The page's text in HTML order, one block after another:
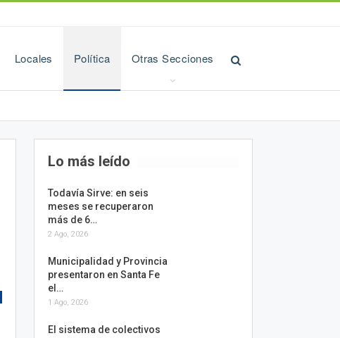
Locales Política Otras Secciones
Lo más leído
Todavía Sirve: en seis
meses se recuperaron
más de 6…
2 Ago, 2026
Municipalidad y Provincia
presentaron en Santa Fe
el…
1 Ago, 2026
El sistema de colectivos